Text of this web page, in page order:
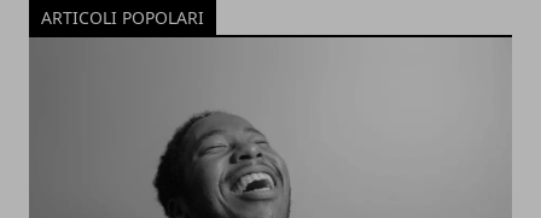
ARTICOLI POPOLARI